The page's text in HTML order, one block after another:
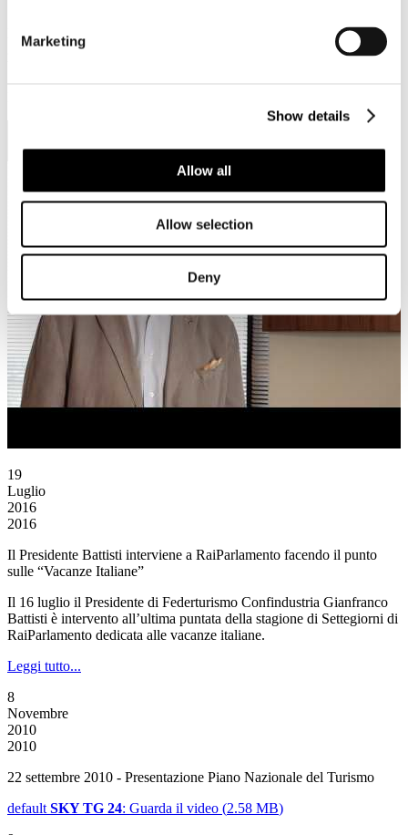
Marketing
Show details
Allow all
Allow selection
Deny
Luglio
2017
19
Luglio
2016
2016
Il Presidente Battisti interviene a RaiParlamento facendo il punto
sulle “Vacanze Italiane”
Il 16 luglio il Presidente di Federturismo Confindustria Gianfranco
Battisti è intervento all’ultima puntata della stagione di Settegiorni di
RaiParlamento dedicata alle vacanze italiane.
Leggi tutto...
8
Novembre
2010
2010
22 settembre 2010 - Presentazione Piano Nazionale del Turismo
default SKY TG 24: Guarda il video (2.58 MB)